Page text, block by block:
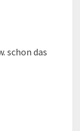
schon das